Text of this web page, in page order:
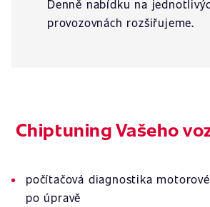
Denně nabídku na
provozovnách rozšiřujeme.
Chiptuning Vašeho
počítačová diagnostika
po úpravě